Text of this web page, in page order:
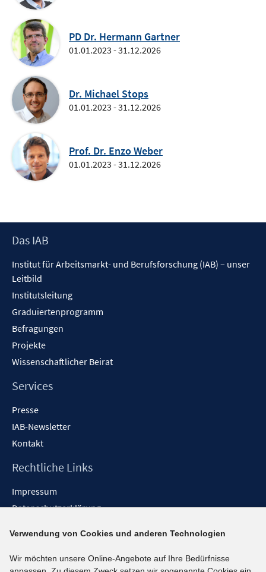
PD Dr. Hermann Gartner
01.01.2023 - 31.12.2026
Dr. Michael Stops
01.01.2023 - 31.12.2026
Prof. Dr. Enzo Weber
01.01.2023 - 31.12.2026
Footer
Das IAB
Institut für Arbeitsmarkt- und Berufsforschung (IAB) – unser
Leitbild
Institutsleitung
Graduiertenprogramm
Befragungen
Projekte
Wissenschaftlicher Beirat
Services
Presse
IAB-Newsletter
Kontakt
Rechtliche Links
Impressum
Datenschutzerklärung
Barrieren melden
Social-Media-Kanäle
Verwendung von Cookies und anderen Technologien
Wir möchten unsere Online-Angebote auf Ihre Bedürfnisse